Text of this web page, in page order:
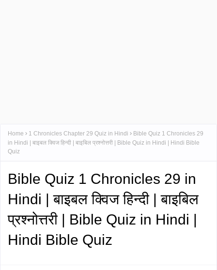
Home 1 Chronicles Chapter 29 Quiz in Hindi
Bible Quiz 1 Chronicles 29
in Hindi | बाइबल क्विज हिन्दी | बाइबिल प्रश्नोत्तरी | Bible Quiz in Hindi | Hindi Bible
Quiz
Bible Quiz 1 Chronicles 29 in
Hindi | बाइबल क्विज हिन्दी | बाइबिल
प्रश्नोत्तरी | Bible Quiz in Hindi |
Hindi Bible Quiz